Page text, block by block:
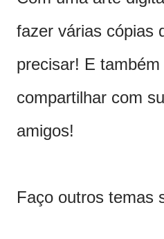
fazer várias cópias
precisar! E também
compartilhar com
amigos!
Faço outros temas